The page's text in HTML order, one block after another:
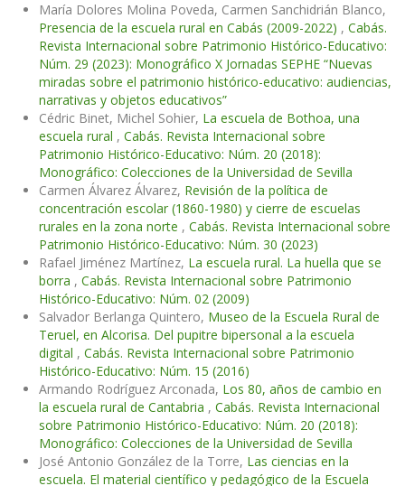
María Dolores Molina Poveda, Carmen Sanchidrián Blanco,
Presencia de la escuela rural en Cabás (2009-2022) , Cabás.
Revista Internacional sobre Patrimonio Histórico-Educativo:
Núm. 29 (2023): Monográfico X Jornadas SEPHE “Nuevas
miradas sobre el patrimonio histórico-educativo: audiencias,
narrativas y objetos educativos”
Cédric Binet, Michel Sohier, La escuela de Bothoa, una
escuela rural , Cabás. Revista Internacional sobre
Patrimonio Histórico-Educativo: Núm. 20 (2018):
Monográfico: Colecciones de la Universidad de Sevilla
Carmen Álvarez Álvarez, Revisión de la política de
concentración escolar (1860-1980) y cierre de escuelas
rurales en la zona norte , Cabás. Revista Internacional sobre
Patrimonio Histórico-Educativo: Núm. 30 (2023)
Rafael Jiménez Martínez, La escuela rural. La huella que se
borra , Cabás. Revista Internacional sobre Patrimonio
Histórico-Educativo: Núm. 02 (2009)
Salvador Berlanga Quintero, Museo de la Escuela Rural de
Teruel, en Alcorisa. Del pupitre bipersonal a la escuela
digital , Cabás. Revista Internacional sobre Patrimonio
Histórico-Educativo: Núm. 15 (2016)
Armando Rodríguez Arconada, Los 80, años de cambio en
la escuela rural de Cantabria , Cabás. Revista Internacional
sobre Patrimonio Histórico-Educativo: Núm. 20 (2018):
Monográfico: Colecciones de la Universidad de Sevilla
José Antonio González de la Torre, Las ciencias en la
escuela. El material científico y pedagógico de la Escuela